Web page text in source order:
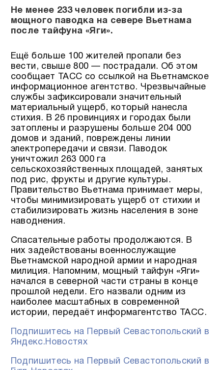
Не менее 233 человек погибли из-за
мощного паводка на севере Вьетнама
после тайфуна «Яги».
Ещё больше 100 жителей пропали без
вести, свыше 800 — пострадали. Об этом
сообщает ТАСС со ссылкой на Вьетнамское
информационное агентство. Чрезвычайные
службы зафиксировали значительный
материальный ущерб, который нанесла
стихия. В 26 провинциях и городах были
затоплены и разрушены больше 204 000
домов и зданий, повреждены линии
электропередачи и связи. Паводок
уничтожил 263 000 га
сельскохозяйственных площадей, занятых
под рис, фрукты и другие культуры.
Правительство Вьетнама принимает меры,
чтобы минимизировать ущерб от стихии и
стабилизировать жизнь населения в зоне
наводнения.
Спасательные работы продолжаются. В
них задействованы военнослужащие
Вьетнамской народной армии и народная
милиция. Напомним, мощный тайфун «Яги»
начался в северной части страны в конце
прошлой недели. Его назвали одним из
наиболее масштабных в современной
истории, передаёт информагентство ТАСС.
Подпишитесь на Первый Севастопольский в
Яндекс.Новостях
Подпишитесь на Первый Севастопольский в